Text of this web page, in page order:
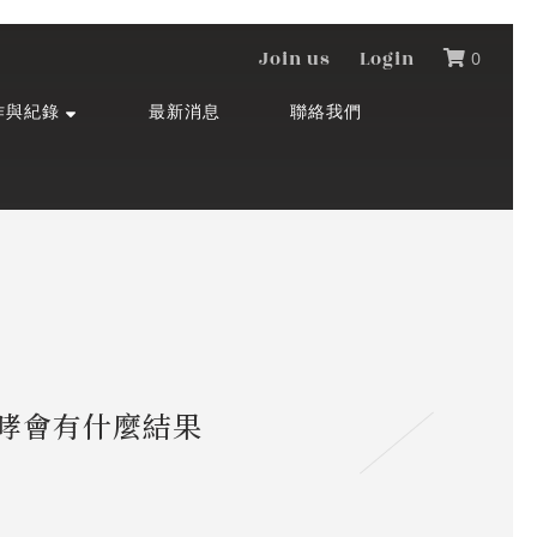
Join us Login 0
與紀錄 最新消息 聯絡我們
會有什麼結果